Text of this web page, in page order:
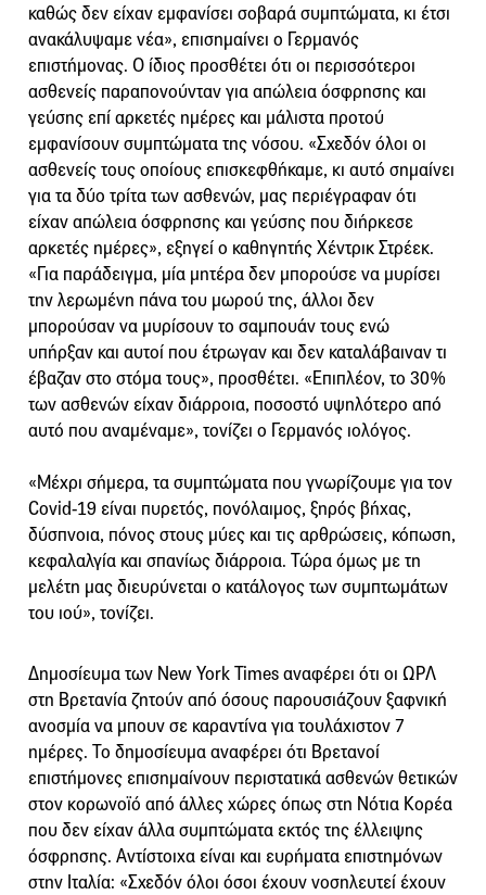
καθώς δεν είχαν εμφανίσει σοβαρά συμπτώματα, κι έτσι
ανακάλυψαμε νέα», επισημαίνει ο Γερμανός
επιστήμονας. Ο ίδιος προσθέτει ότι οι περισσότεροι
ασθενείς παραπονούνταν για απώλεια όσφρησης και
γεύσης επί αρκετές ημέρες και μάλιστα προτού
εμφανίσουν συμπτώματα της νόσου. «Σχεδόν όλοι οι
ασθενείς τους οποίους επισκεφθήκαμε, κι αυτό σημαίνει
για τα δύο τρίτα των ασθενών, μας περιέγραφαν ότι
είχαν απώλεια όσφρησης και γεύσης που διήρκεσε
αρκετές ημέρες», εξηγεί ο καθηγητής Χέντρικ Στρέεκ.
«Για παράδειγμα, μία μητέρα δεν μπορούσε να μυρίσει
την λερωμένη πάνα του μωρού της, άλλοι δεν
μπορούσαν να μυρίσουν το σαμπουάν τους ενώ
υπήρξαν και αυτοί που έτρωγαν και δεν καταλάβαιναν τι
έβαζαν στο στόμα τους», προσθέτει. «Επιπλέον, το 30%
των ασθενών είχαν διάρροια, ποσοστό υψηλότερο από
αυτό που αναμέναμε», τονίζει ο Γερμανός ιολόγος.
«Μέχρι σήμερα, τα συμπτώματα που γνωρίζουμε για τον
Covid-19 είναι πυρετός, πονόλαιμος, ξηρός βήχας,
δύσπνοια, πόνος στους μύες και τις αρθρώσεις, κόπωση,
κεφαλαλγία και σπανίως διάρροια. Τώρα όμως με τη
μελέτη μας διευρύνεται ο κατάλογος των συμπτωμάτων
του ιού», τονίζει.
Δημοσίευμα των New York Times αναφέρει ότι οι ΩΡΛ
στη Βρετανία ζητούν από όσους παρουσιάζουν ξαφνική
ανοσμία να μπουν σε καραντίνα για τουλάχιστον 7
ημέρες. Το δημοσίευμα αναφέρει ότι Βρετανοί
επιστήμονες επισημαίνουν περιστατικά ασθενών θετικών
στον κορωνοϊό από άλλες χώρες όπως στη Νότια Κορέα
που δεν είχαν άλλα συμπτώματα εκτός της έλλειψης
όσφρησης. Αντίστοιχα είναι και ευρήματα επιστημόνων
στην Ιταλία: «Σχεδόν όλοι όσοι έχουν νοσηλευτεί έχουν